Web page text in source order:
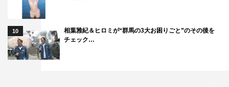
10
相葉雅紀＆ヒロミが“群馬の3大お困りごと”のその後を
チェック…